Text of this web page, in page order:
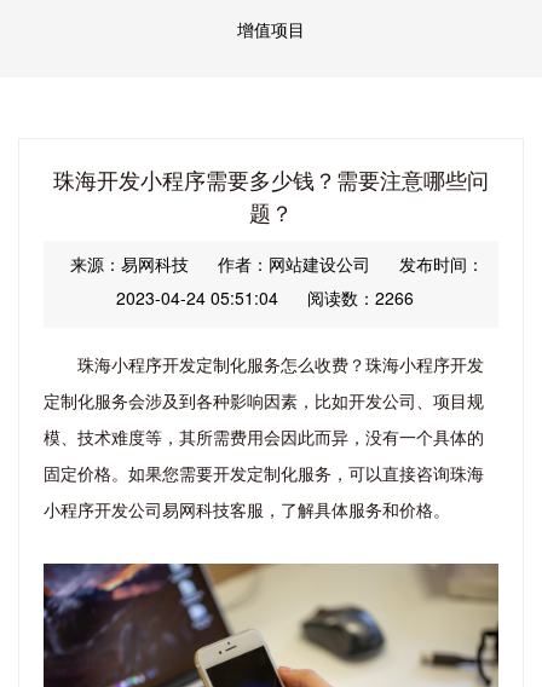
增值项目
珠海开发小程序需要多少钱？需要注意哪些问
题？
来源：易网科技 作者：网站建设公司
发布时间：
2023-04-24 05:51:04
阅读数：2266
珠海小程序开发定制化服务怎么收费？珠海小程序开发
定制化服务会涉及到各种影响因素，比如开发公司、项目规
模、技术难度等，其所需费用会因此而异，没有一个具体的
固定价格。如果您需要开发定制化服务，可以直接咨询珠海
小程序开发公司易网科技客服，了解具体服务和价格。